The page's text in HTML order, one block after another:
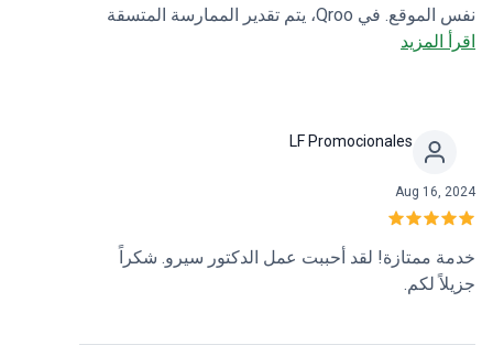
نفس الموقع. في Qroo، يتم تقدير الممارسة المتسقة
والمهنية للغاية. الأطباء ذوو خبرة ويهتمون دائمًا بمرضاهم
اقرأ المزيد
LF Promocionales
Aug 16, 2024
خدمة ممتازة! لقد أحببت عمل الدكتور سيرو. شكراً
جزيلاً لكم.